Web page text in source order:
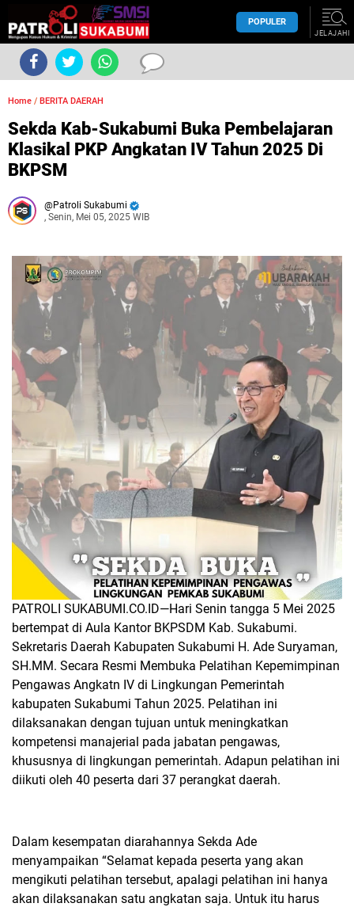
POPULER
JELAJAHI
Home / BERITA DAERAH
Sekda Kab-Sukabumi Buka Pembelajaran
Klasikal PKP Angkatan IV Tahun 2025 Di
BKPSM
Patroli Sukabumi
, Senin, Mei 05, 2025 WIB
PATROLI SUKABUMI.CO.ID—Hari Senin tangga 5 Mei 2025
bertempat di Aula Kantor BKPSDM Kab. Sukabumi.
Sekretaris Daerah Kabupaten Sukabumi H. Ade Suryaman,
SH.MM. Secara Resmi Membuka Pelatihan Kepemimpinan
Pengawas Angkatn IV di Lingkungan Pemerintah
kabupaten Sukabumi Tahun 2025. Pelatihan ini
dilaksanakan dengan tujuan untuk meningkatkan
kompetensi manajerial pada jabatan pengawas,
khususnya di lingkungan pemerintah. Adapun pelatihan ini
diikuti oleh 40 peserta dari 37 perangkat daerah.
Dalam kesempatan diarahannya Sekda Ade
menyampaikan “Selamat kepada peserta yang akan
mengikuti pelatihan tersebut, apalagi pelatihan ini hanya
akan dilaksanakan satu angkatan saja. Untuk itu harus